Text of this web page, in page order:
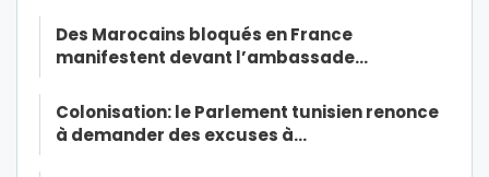
Des Marocains bloqués en France
manifestent devant l’ambassade…
Colonisation: le Parlement tunisien renonce
à demander des excuses à…